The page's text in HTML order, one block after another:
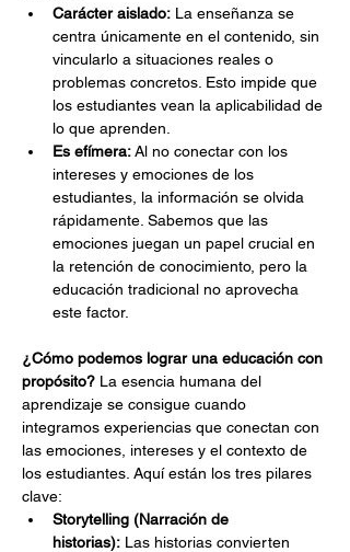
Carácter aislado: La enseñanza se
centra únicamente en el contenido, sin
vincularlo a situaciones reales o
problemas concretos. Esto impide que
los estudiantes vean la aplicabilidad de
lo que aprenden.
Es efímera: Al no conectar con los
intereses y emociones de los
estudiantes, la información se olvida
rápidamente. Sabemos que las
emociones juegan un papel crucial en
la retención de conocimiento, pero la
educación tradicional no aprovecha
este factor.
¿Cómo podemos lograr una educación con
propósito? La esencia humana del
aprendizaje se consigue cuando
integramos experiencias que conectan con
las emociones, intereses y el contexto de
los estudiantes. Aquí están los tres pilares
clave:
Storytelling (Narración de
historias): Las historias convierten